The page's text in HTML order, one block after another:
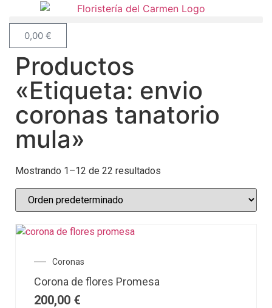
0,00 €
Productos
«Etiqueta: envio
coronas tanatorio
mula»
Mostrando 1–12 de 22 resultados
Coronas
Corona de flores Promesa
200,00 €